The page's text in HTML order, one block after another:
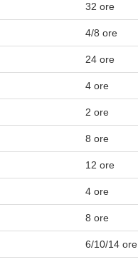
32 ore
4/8 ore
24 ore
4 ore
2 ore
8 ore
12 ore
4 ore
8 ore
6/10/14 ore